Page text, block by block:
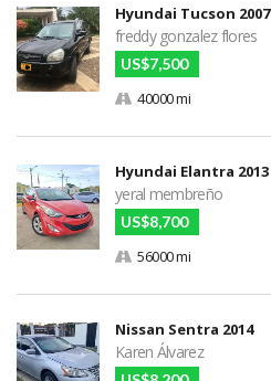
Hyundai Tucson 2007
freddy gonzalez flores
US$7,500
40000 mi
Hyundai Elantra 2013
yeral membreño
US$8,700
56000 mi
Nissan Sentra 2014
Karen Álvarez